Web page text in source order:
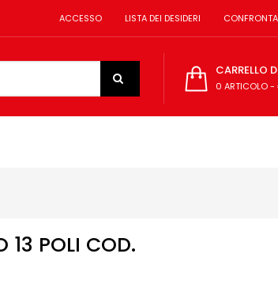
ACCESSO LISTA DEI DESIDERI
CARRELLO
0 ARTICOLO-
13 POLI COD.